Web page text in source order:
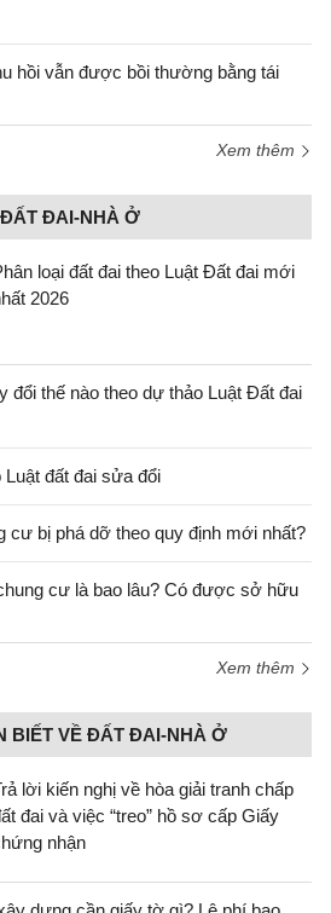
hồi vẫn được bồi thường bằng tái
Xem thêm
ĐAI-NHÀ Ở
loại đất đai theo Luật Đất đai mới
2026
đổi thế nào theo dự thảo Luật Đất đai
đất đai sửa đổi
cư bị phá dỡ theo quy định mới nhất?
cư là bao lâu? Có được sở hữu
Xem thêm
BIẾT VỀ ĐẤT ĐAI-NHÀ Ở
lời kiến nghị về hòa giải tranh chấp
đai và việc “treo” hồ sơ cấp Giấy
nhận